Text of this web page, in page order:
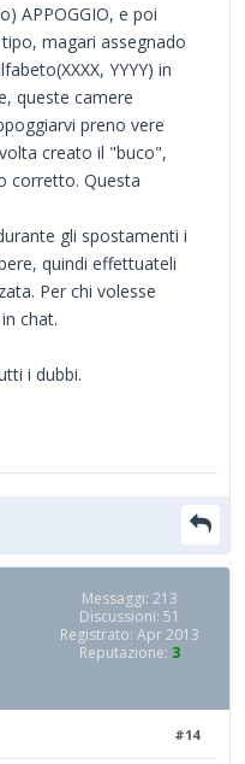
APPOGGIO, e poi
magari assegnado
YYYY) in
queste camere
preno vere
creato il "buco",
corretto. Questa
gli spostamenti i
quindi effettuateli
Per chi volesse
chat.
i dubbi.
Messaggi: 213
Discussioni: 51
Registrato: Apr 2013
Reputazione: 3
#14